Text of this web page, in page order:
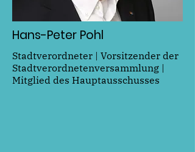
Hans-Peter Pohl
Stadtverordneter | Vorsitzender der
Stadtverordnetenversammlung |
Mitglied des Hauptausschusses